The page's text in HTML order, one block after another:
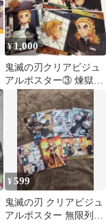
¥ 1,000
鬼滅の刃クリアビジュ
アルポスター③ 煉獄杏
寿郎
¥599
鬼滅の刃 クリアビジュ
アルポスター 無限列車